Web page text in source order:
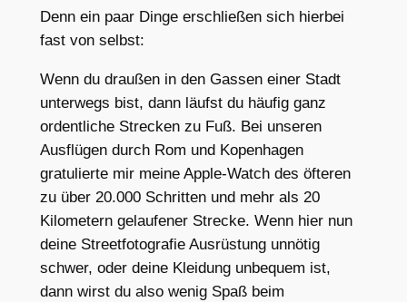
Denn ein paar Dinge erschließen sich hierbei
fast von selbst:
Wenn du draußen in den Gassen einer Stadt
unterwegs bist, dann läufst du häufig ganz
ordentliche Strecken zu Fuß. Bei unseren
Ausflügen durch Rom und Kopenhagen
gratulierte mir meine Apple-Watch des öfteren
zu über 20.000 Schritten und mehr als 20
Kilometern gelaufener Strecke. Wenn hier nun
deine Streetfotografie Ausrüstung unnötig
schwer, oder deine Kleidung unbequem ist,
dann wirst du also wenig Spaß beim